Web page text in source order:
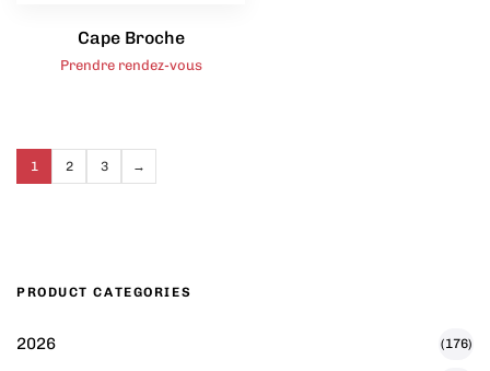
Cape Broche
Prendre rendez-vous
1 2 3 →
PRODUCT CATEGORIES
2026 (176)